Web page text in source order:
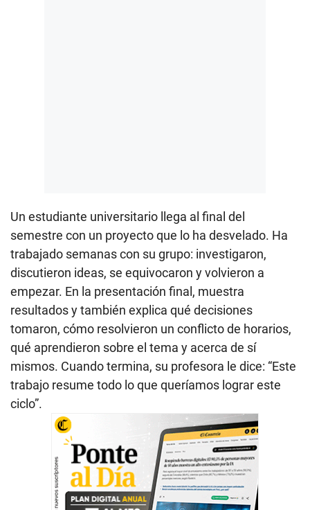
Un estudiante universitario llega al final del
semestre con un proyecto que lo ha desvelado. Ha
trabajado semanas con su grupo: investigaron,
discutieron ideas, se equivocaron y volvieron a
empezar. En la presentación final, muestra
resultados y también explica qué decisiones
tomaron, cómo resolvieron un conflicto de horarios,
qué aprendieron sobre el tema y acerca de sí
mismos. Cuando termina, su profesora le dice: “Este
trabajo resume todo lo que queríamos lograr este
ciclo”.